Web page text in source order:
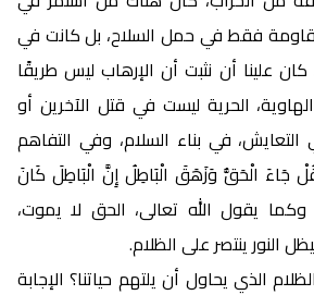
فقط في حمل السلاح، بل كانت في
علينا أن نثبت أن الإرهاب ليس طريقًا
الحرية ليست في قتل الآخرين أو
في بناء السلام، وفي التفاهم
جَاءَ الْحَقُّ وَزَهَقَ الْبَاطِلُ إِنَّ الْبَاطِلَ كَانَ
(الإسراء: 81)، وكما يقول الله تعالى، الحق لا يموت،
النور ينتصر على الظلام.
الذي يحاول أن يلتهم حياتنا؟ الإجابة